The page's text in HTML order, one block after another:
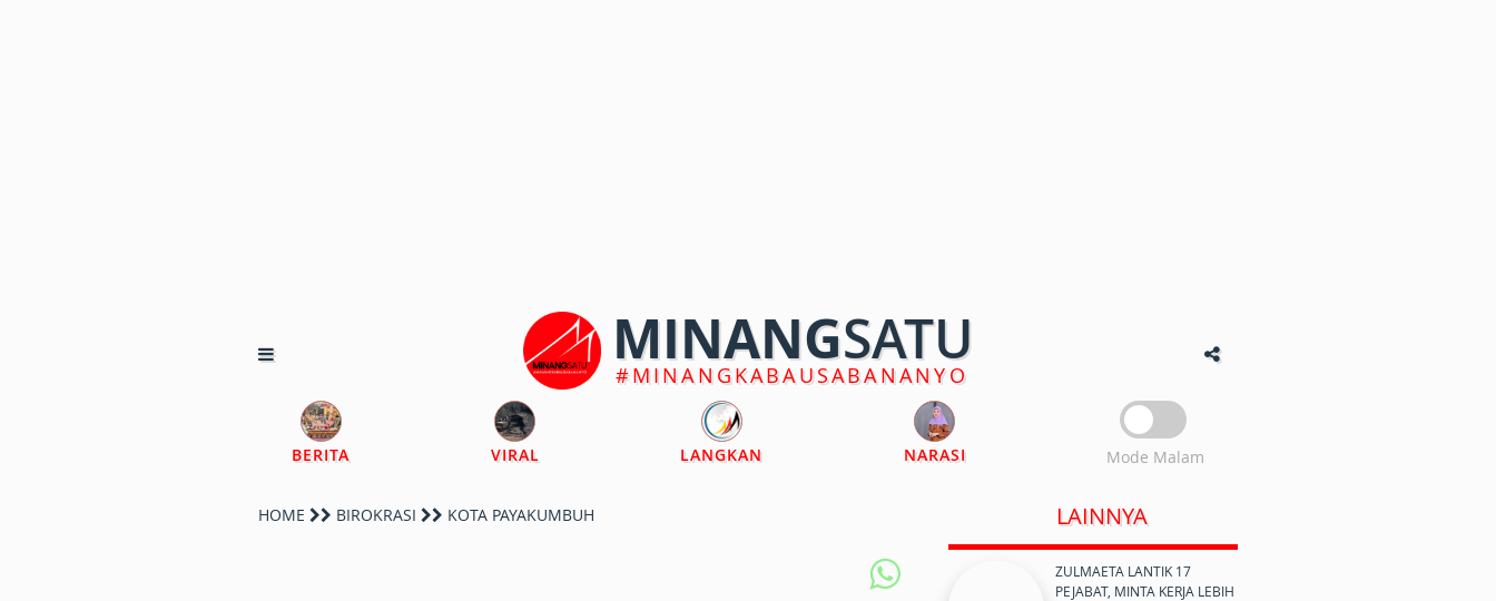
MINANGSATU
#MINANGKABAUSABANANYO
BERITA VIRAL LANGKAN NARASI Mode Malam
HOME BIROKRASI KOTA PAYAKUMBUH LAINNYA
ZULMAETA LANTIK 17
PEJABAT, MINTA KERJA LEBIH